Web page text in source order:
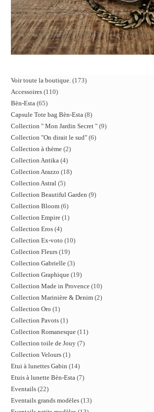
Voir toute la boutique. 173
Accessoires 110
Bèn-Esta 65
Capsule Tote bag Bèn-Esta 8
Collection " Mon Jardin Secret " 9
Collection "On dirait le sud" 6
Collection à thème 2
Collection Antika 4
Collection Arazzo 18
Collection Astral 5
Collection Beautiful Garden 9
Collection Bloom 6
Collection Empire 1
Collection Eros 4
Collection Ex-voto 10
Collection Fleurs 19
Collection Gabrielle 3
Collection Graphique 19
Collection Made in Provence 10
Collection Marinière & Denim 2
Collection Oro 1
Collection Pavots 1
Collection Romanesque 11
Collection toile de Jouy 7
Collection Velours 1
Etui à lunettes Gabin 14
Etuis à lunette Bèn-Esta 7
Eventails 22
Eventails grands modèles 13